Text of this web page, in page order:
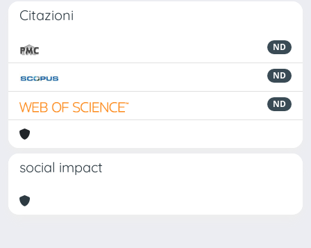
Citazioni
ND
ND
ND
social impact